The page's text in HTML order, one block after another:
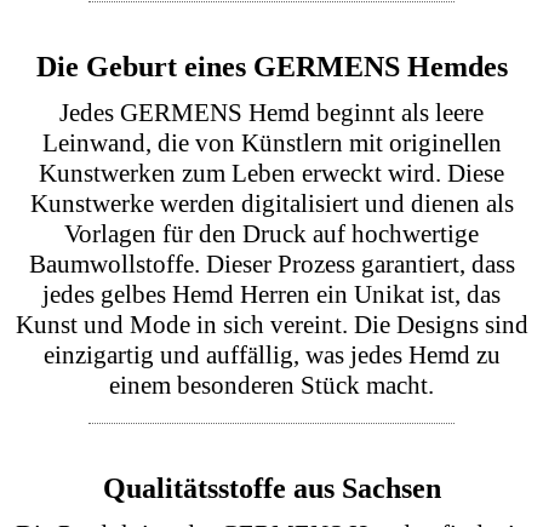
und Glück assoziiert und bringt Licht und Wärme
in Ihre Garderobe. Mehr über die Bedeutung der
Farbe Gelb erfahren Sie aufWikipedia.
Die Wirkung der Farbe Gelb
Gelb wird mit Offenheit, Aufmerksamkeit, Wärme
und geistiger Beweglichkeit verbunden. Die Farbe
gilt als hell, aktivierend und freundlich und wird
oft Menschen zugeschrieben, die lebendig,
zugewandt und ideenreich wirken möchten.
kann ein gelbes Hemd dadurch leicht,
selbstbewusst und besonders präsent erscheinen,